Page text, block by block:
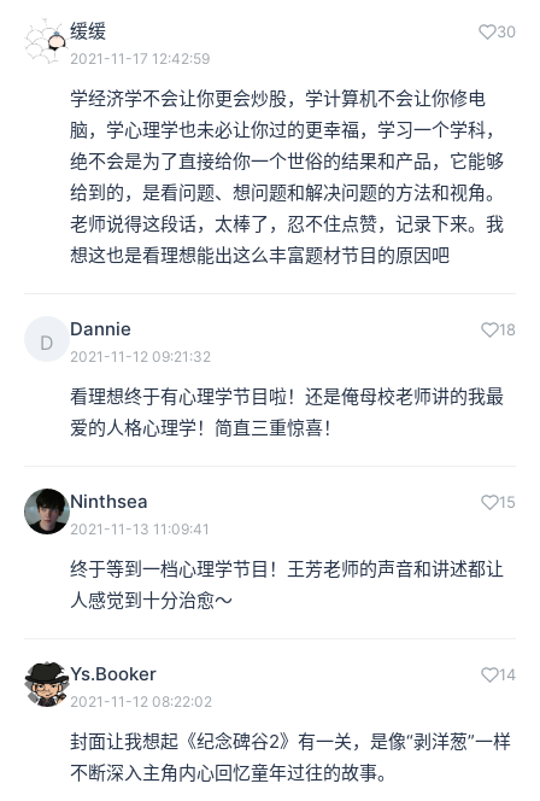
缓缓 30
2021-11-17 12:42:59
学经济学不会让你更会炒股，学计算机不会让你修电
脑，学心理学也未必让你过的更幸福，学习一个学科，
绝不会是为了直接给你一个世俗的结果和产品，它能够
给到的，是看问题、想问题和解决问题的方法和视角。
老师说得这段话，太棒了，忍不住点赞，记录下来。我
想这也是看理想能出这么丰富题材节目的原因吧
D
Dannie 18
2021-11-12 09:21:32
看理想终于有心理学节目啦！还是俺母校老师讲的我最
爱的人格心理学！简直三重惊喜！
Ninthsea 15
2021-11-13 11:09:41
终于等到一档心理学节目！王芳老师的声音和讲述都让
人感觉到十分治愈～
Ys.Booker 14
2021-11-12 08:22:02
封面让我想起《纪念碑谷2》有一关，是像“剥洋葱”一样
不断深入主角内心回忆童年过往的故事。